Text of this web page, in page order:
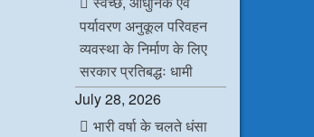
पर्यावरण अनुकूल परिवहन
व्यवस्था के निर्माण के लिए
सरकार प्रतिबद्धः धामी
July 28, 2026
भारी वर्षा के चलते धंसा